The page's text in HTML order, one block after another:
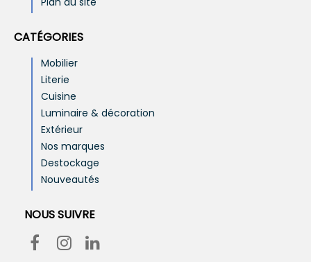
CATÉGORIES
Mobilier
Literie
Cuisine
Luminaire & décoration
Extérieur
Nos marques
Destockage
Nouveautés
NOUS SUIVRE